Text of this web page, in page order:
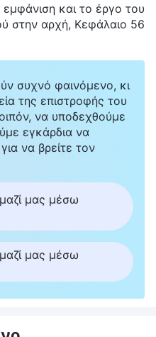
και το έργο του
στην αρχή, Κεφάλαιο 56
συχνό φαινόμενο, κι
της επιστροφής του
να υποδεχθούμε
εγκάρδια να
να βρείτε τον
μας μέσω
μας μέσω